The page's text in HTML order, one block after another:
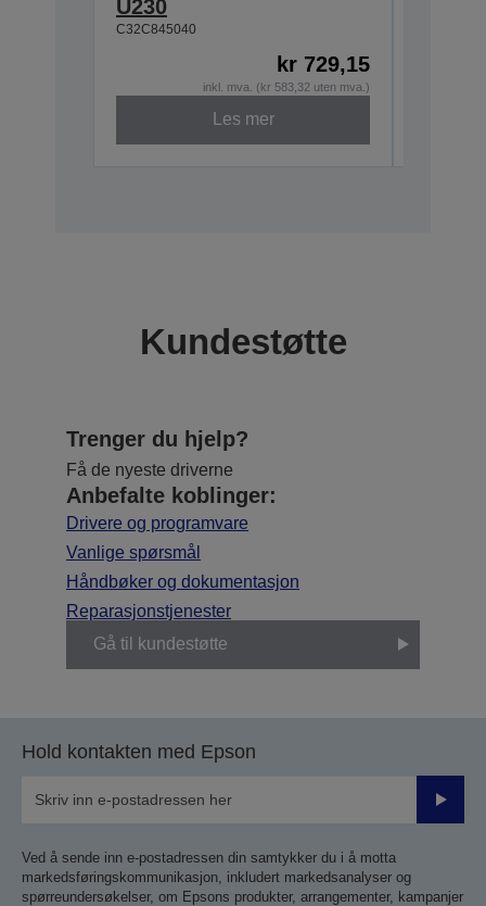
U230
C32C845040
kr 729,15
inkl. mva. (kr 583,32 uten mva.)
Les mer
Kundestøtte
Trenger du hjelp?
Få de nyeste driverne
Anbefalte koblinger:
Drivere og programvare
Vanlige spørsmål
Håndbøker og dokumentasjon
Reparasjonstjenester
Gå til kundestøtte
Hold kontakten med Epson
Send
Ved å sende inn e-postadressen din samtykker du i å motta
markedsføringskommunikasjon, inkludert markedsanalyser og
spørreundersøkelser, om Epsons produkter, arrangementer, kampanjer